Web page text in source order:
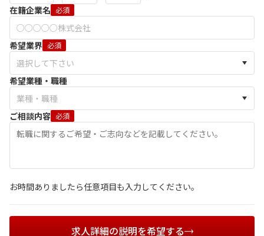
在籍企業名 必須
希望業界 必須
希望業種・職種
ご相談内容 必須
お時間ありましたら任意項目も入力してください。
求人詳細の説明を希望する